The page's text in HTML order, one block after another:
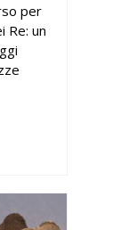
per
Re: un